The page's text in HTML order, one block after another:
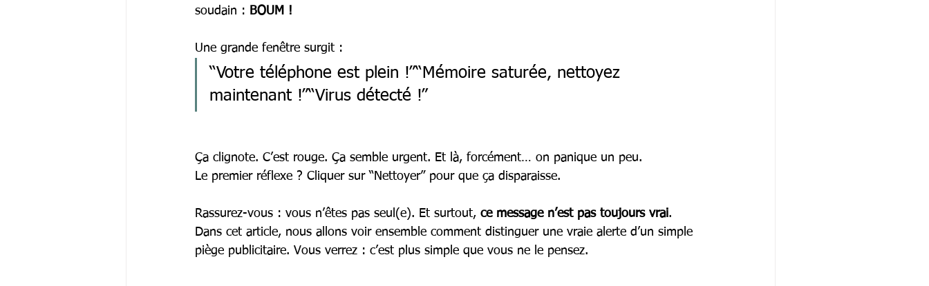
soudain : BOUM !
Une grande fenêtre surgit :
“Votre téléphone est plein !”“Mémoire saturée, nettoyez
maintenant !”“Virus détecté !”
Ça clignote. C’est rouge. Ça semble urgent. Et là, forcément… on panique un peu.
Le premier réflexe ? Cliquer sur “Nettoyer” pour que ça disparaisse.
Rassurez-vous : vous n’êtes pas seul(e). Et surtout, ce message n’est pas toujours vrai.
Dans cet article, nous allons voir ensemble comment distinguer une vraie alerte d’un simple
piège publicitaire. Vous verrez : c’est plus simple que vous ne le pensez.